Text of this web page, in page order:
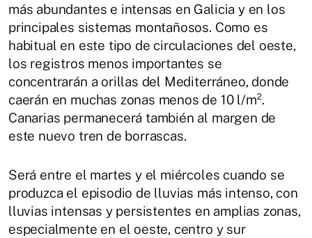
más abundantes e intensas en Galicia y en los
principales sistemas montañosos. Como es
habitual en este tipo de circulaciones del oeste,
los registros menos importantes se
concentrarán a orillas del Mediterráneo, donde
caerán en muchas zonas menos de 10 l/m².
Canarias permanecerá también al margen de
este nuevo tren de borrascas.
Será entre el martes y el miércoles cuando se
produzca el episodio de lluvias más intenso, con
lluvias intensas y persistentes en amplias zonas,
especialmente en el oeste, centro y sur